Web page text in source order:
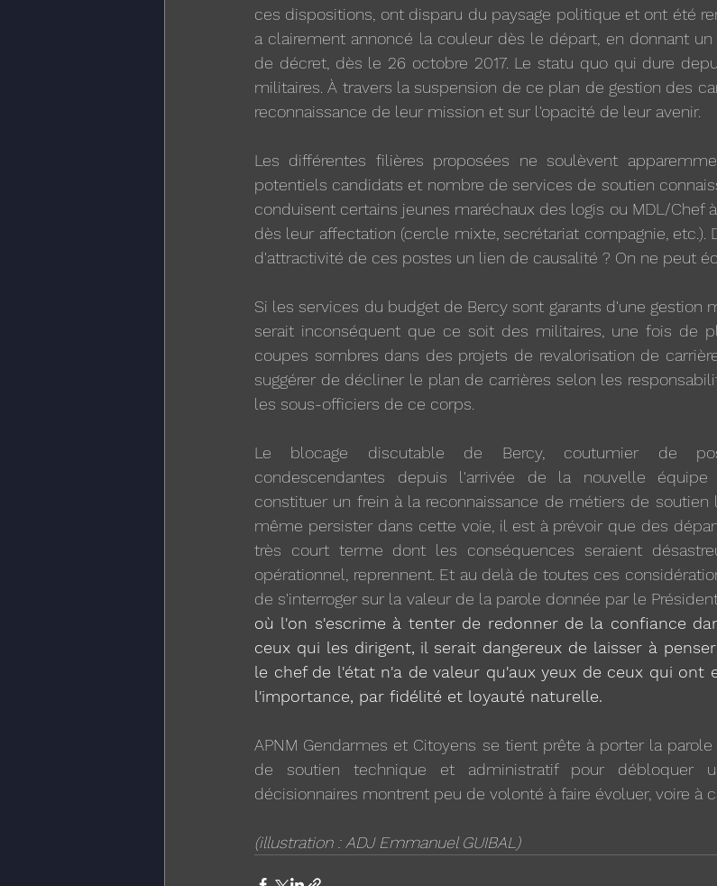
ces dispositions, ont disparu du paysage politique et ont été
a clairement annoncé la couleur dès le départ, en donnant
de décret, dès le 26 octobre 2017. Le statu quo qui dure
militaires. À travers la suspension de ce plan de gestion des
reconnaissance de leur mission et sur l'opacité de leur avenir.
Les différentes filières proposées ne soulèvent
potentiels candidats et nombre de services de soutien
conduisent certains jeunes maréchaux des logis ou MDL/Chef
dès leur affectation (cercle mixte, secrétariat compagnie, etc.).
d'attractivité de ces postes un lien de causalité ? On ne peut
Si les services du budget de Bercy sont garants d'une gestion
serait inconséquent que ce soit des militaires, une fois de
coupes sombres dans des projets de revalorisation de
suggérer de décliner le plan de carrières selon les
les sous-officiers de ce corps.
Le blocage discutable de Bercy, coutumier de
condescendantes depuis l'arrivée de la nouvelle
constituer un frein à la reconnaissance de métiers de soutien
même persister dans cette voie, il est à prévoir que des
très court terme dont les conséquences seraient
opérationnel, reprennent. Et au delà de toutes ces
de s'interroger sur la valeur de la parole donnée par le
où l'on s'escrime à tenter de redonner de la confiance
ceux qui les dirigent, il serait dangereux de laisser à
le chef de l'état n'a de valeur qu'aux yeux de ceux qui ont
l'importance, par fidélité et loyauté naturelle.
APNM Gendarmes et Citoyens se tient prête à porter la
de soutien technique et administratif pour débloquer
décisionnaires montrent peu de volonté à faire évoluer, voire à
(illustration : ADJ Emmanuel GUIBAL)